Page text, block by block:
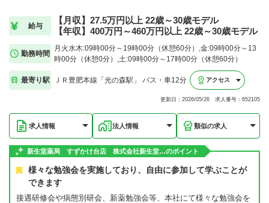
給与
【月収】27.5万円以上 22歳～30歳モデル
【年収】400万円～460万円以上 22歳～30歳モデル
勤務時間
月火水木:09時00分～19時00分（休憩60分）,金:09時00分～13
時00分（休憩0分）,土:09時00分～17時00分（休憩60分）
最寄り駅 ＪＲ豊肥本線「光の森駅」 バス・車12分 アクセス
更新日：2026/05/26 求人番号：652105
求人情報 法人情報 類似の求人
新生堂薬局 すずかけ台店 株式会社新生堂…のポイント
様々な勉強会を実施しており、自由に参加して学ぶことが
できます
接遇研修会や病態別研会、新薬勉強会等、本社にて様々な勉強会を